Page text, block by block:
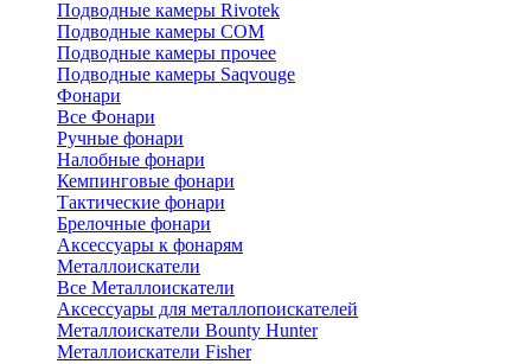
Подводные камеры Rivotek
Подводные камеры СОМ
Подводные камеры прочее
Подводные камеры Saqvouge
Фонари
Все Фонари
Ручные фонари
Налобные фонари
Кемпинговые фонари
Тактические фонари
Брелочные фонари
Аксессуары к фонарям
Металлоискатели
Все Металлоискатели
Аксессуары для металлопоискателей
Металлоискатели Bounty Hunter
Металлоискатели Fisher